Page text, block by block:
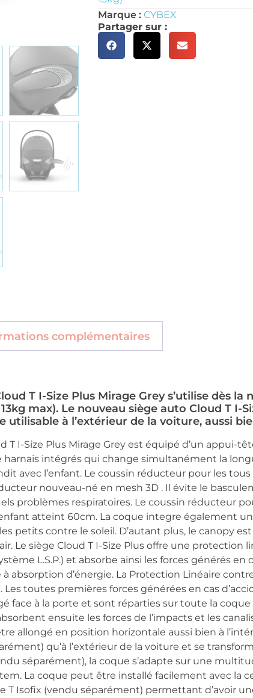
Marque :CYBEX
Partager sur :
complémentaires
T I-Size Plus Mirage Grey s’utilise dès la
max). Le nouveau siège auto Cloud T I-
à l’extérieur de la voiture, aussi
T I-Size Plus Mirage Grey est équipé d’un appui-
intégrés qui change simultanément la
avec l’enfant. Le coussin réducteur pour les
nouveau-né en mesh 3D . Il évite le
problèmes respiratoires. Le coussin réducteur
atteint 60cm. La coque integre également un
petits contre le soleil. D’autant plus, le canopy
Le siège Cloud T I-Size Plus offre une
L.S.P.) et absorbe ainsi les forces générés en
à absorption d’énergie. La Protection Linéaire
toutes premières forces générées en cas
face à la porte et sont réparties sur toute la
ensuite les forces de l’impacts et les
allongé en position horizontale aussi bien à
qu’à l’extérieur de la voiture et se
séparément), la coque s’adapte sur une
La coque peut être installé facilement avec la
T Isofix (vendu séparément) permettant d’avoir